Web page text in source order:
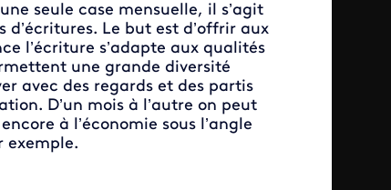
seule case mensuelle, il s’agit
d’écritures. Le but est d’offrir aux
l’écriture s’adapte aux qualités
une grande diversité
avec des regards et des partis
D’un mois à l’autre on peut
à l’économie sous l’angle
exemple.